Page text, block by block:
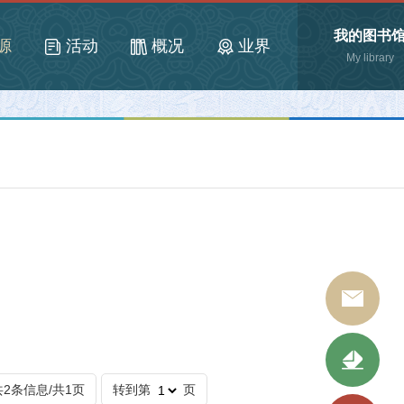
活动 概况 业界
我的图书
My library
2条信息/共1页 转到第 页
馆长信箱